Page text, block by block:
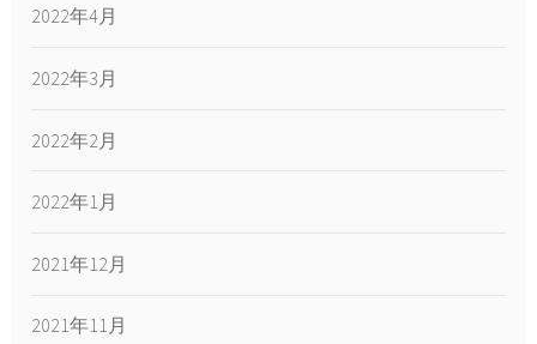
2022年4月
2022年3月
2022年2月
2022年1月
2021年12月
2021年11月